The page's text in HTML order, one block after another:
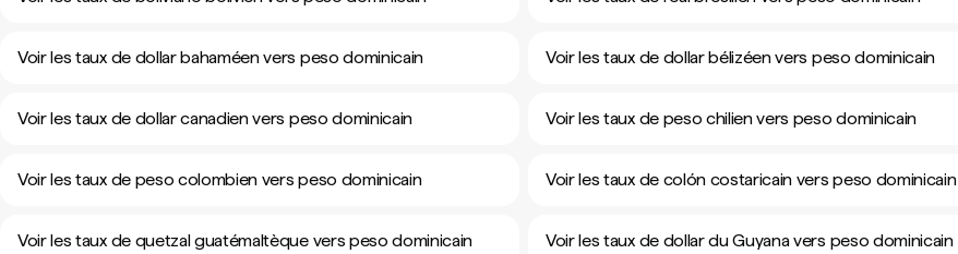
Voir les taux de dollar bahaméen vers peso dominicain Voir les taux de dollar bélizéen vers peso dominicain
Voir les taux de dollar canadien vers peso dominicain Voir les taux de peso chilien vers peso dominicain
Voir les taux de peso colombien vers peso dominicain Voir les taux de colón costaricain vers peso dominicain
Voir les taux de quetzal guatémaltèque vers peso dominicain Voir les taux de dollar du Guyana vers peso dominicain